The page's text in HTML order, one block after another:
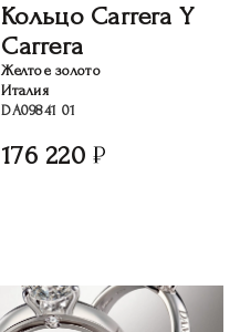
Кольцо Carrera Y
Carrera
Желтое золото
Италия
DA09841 01
176 220